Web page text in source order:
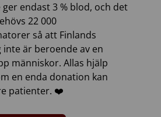
endast 3 % blod, och det
22 000
så att Finlands
är beroende av en
människor. Allas hjälp
en enda donation kan
patienter. ❤️